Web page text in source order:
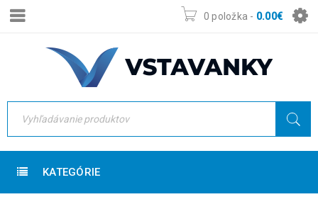
0 položka - 0.00€
KATEGÓRIE